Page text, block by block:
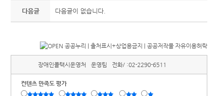
다음글 다음글이 없습니다.
장애인콜택시운영처 운영팀 전화/ :02-2290-6511
컨텐츠 만족도 평가